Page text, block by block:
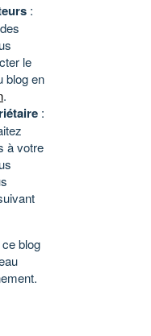
:
le
blog en
.
:
à votre
blog